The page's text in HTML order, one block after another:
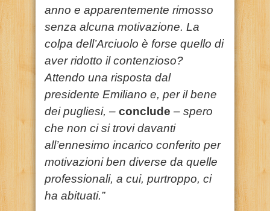
anno e apparentemente rimosso
senza alcuna motivazione. La
colpa dell’Arciuolo è forse quello di
aver ridotto il contenzioso?
Attendo una risposta dal
presidente Emiliano e, per il bene
dei pugliesi, – conclude – spero
che non ci si trovi davanti
all’ennesimo incarico conferito per
motivazioni ben diverse da quelle
professionali, a cui, purtroppo, ci
ha abituati.”